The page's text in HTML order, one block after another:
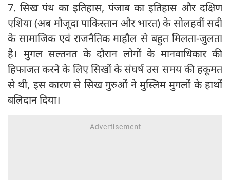
7. सिख पंथ का इतिहास, पंजाब का इतिहास और दक्षिण
एशिया (अब मौजूदा पाकिस्तान और भारत) के सोलहवीं सदी
के सामाजिक एवं राजनैतिक माहौल से बहुत मिलता-जुलता
है। मुगल सल्तनत के दौरान लोगों के मानवाधिकार की
हिफाजत करने के लिए सिखों के संघर्ष उस समय की हकूमत
से थी, इस कारण से सिख गुरुओं ने मुस्लिम मुगलों के हाथों
बलिदान दिया।